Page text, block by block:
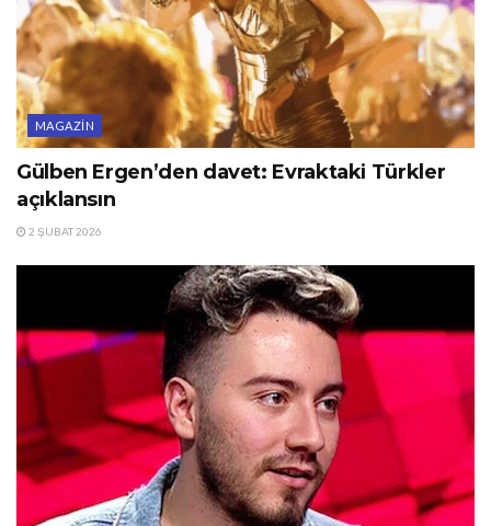
MAGAZIN
Gülben Ergen’den davet: Evraktaki Türkler
açıklansın
2 ŞUBAT 2026